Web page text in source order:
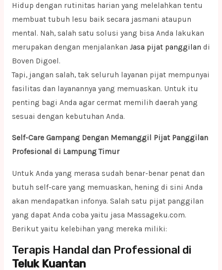
Hidup dengan rutinitas harian yang melelahkan tentu
membuat tubuh lesu baik secara jasmani ataupun
mental. Nah, salah satu solusi yang bisa Anda lakukan
merupakan dengan menjalankan Jasa pijat panggilan di
Boven Digoel.
Tapi, jangan salah, tak seluruh layanan pijat mempunyai
fasilitas dan layanannya yang memuaskan. Untuk itu
penting bagi Anda agar cermat memilih daerah yang
sesuai dengan kebutuhan Anda.
Self-Care Gampang Dengan Memanggil Pijat Panggilan
Profesional di Lampung Timur
Untuk Anda yang merasa sudah benar-benar penat dan
butuh self-care yang memuaskan, hening di sini Anda
akan mendapatkan infonya. Salah satu pijat panggilan
yang dapat Anda coba yaitu jasa Massageku.com.
Berikut yaitu kelebihan yang mereka miliki:
Terapis Handal dan Professional di
Teluk Kuantan